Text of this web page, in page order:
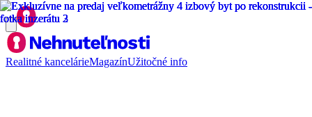
Realitné kancelárieMagazínUžitočné info